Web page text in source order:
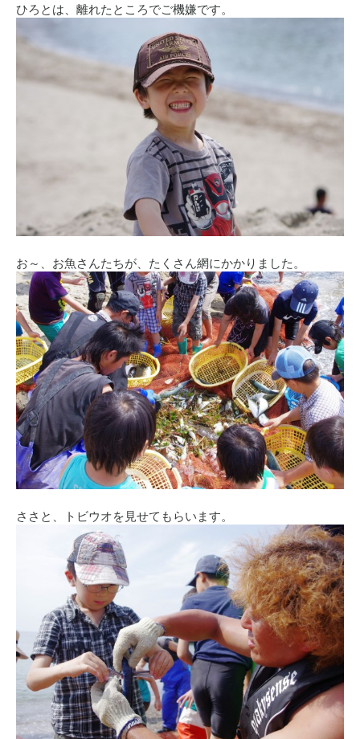
ひろとは、離れたところでご機嫌です。
お～、お魚さんたちが、たくさん網にかかりました。
ささと、トビウオを見せてもらいます。